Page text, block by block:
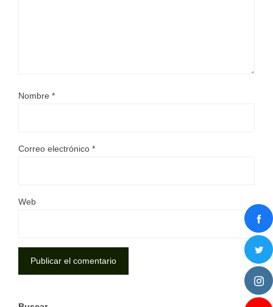
Nombre *
Correo electrónico *
Web